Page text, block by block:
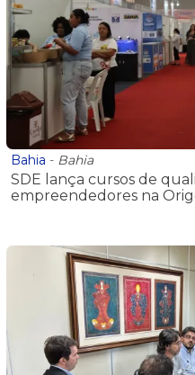
Bahia - Bahia
SDE lança cursos de
empreendedores na